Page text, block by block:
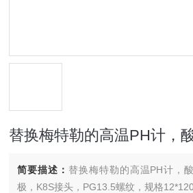
替换梅特勒的高温PH计，
简要描述： 替换梅特勒的高温PH计，
极，K8S接头，PG13.5螺纹，规格